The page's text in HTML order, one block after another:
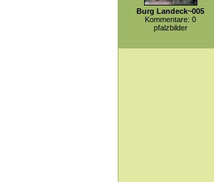
Burg Landeck~005
Kommentare: 0
pfalzbilder